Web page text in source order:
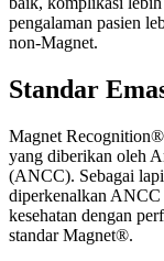
pengalaman pasien
non‑Magnet.
Standar
Magnet Recognition®
yang diberikan oleh
(ANCC). Sebagai
diperkenalkan ANCC
kesehatan dengan
standar Magnet®.